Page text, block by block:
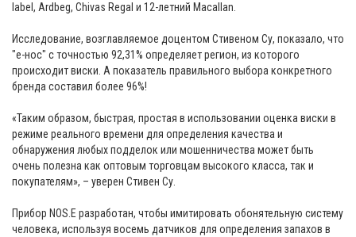
label, Ardbeg, Chivas Regal и 12-летний Macallan.
Исследование, возглавляемое доцентом Стивеном Су, показало, что
"e-нос" с точностью 92,31% определяет регион, из которого
происходит виски. А показатель правильного выбора конкретного
бренда составил более 96%!
«Таким образом, быстрая, простая в использовании оценка виски в
режиме реального времени для определения качества и
обнаружения любых подделок или мошенничества может быть
очень полезна как оптовым торговцам высокого класса, так и
покупателям», – уверен Стивен Су.
Прибор NOS.E разработан, чтобы имитировать обонятельную систему
человека, используя восемь датчиков для определения запахов в